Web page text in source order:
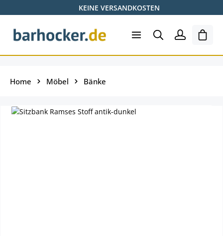
Zum Hauptinhalt springenKEINE VERSANDKOSTEN
Home Möbel Bänke